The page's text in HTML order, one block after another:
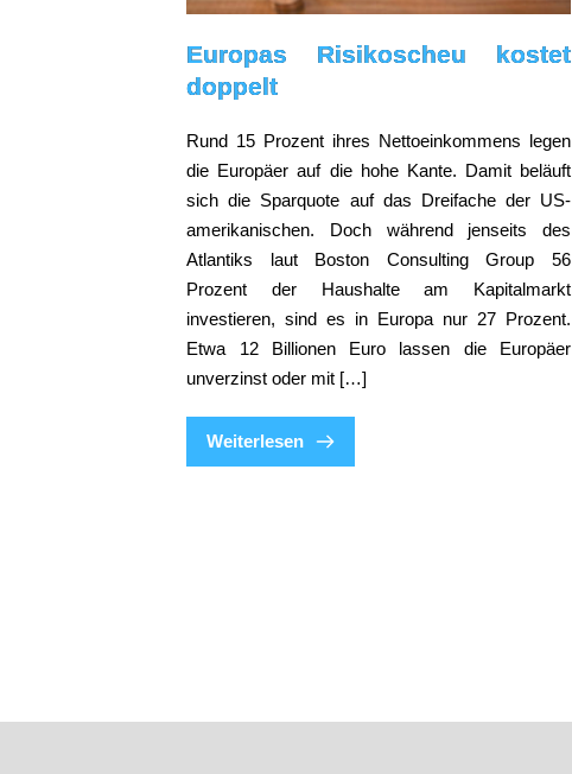
Europas Risikoscheu kostet
doppelt
Rund 15 Prozent ihres Nettoeinkommens legen
die Europäer auf die hohe Kante. Damit beläuft
sich die Sparquote auf das Dreifache der US-
amerikanischen. Doch während jenseits des
Atlantiks laut Boston Consulting Group 56
Prozent der Haushalte am Kapitalmarkt
investieren, sind es in Europa nur 27 Prozent.
Etwa 12 Billionen Euro lassen die Europäer
unverzinst oder mit […]
Weiterlesen